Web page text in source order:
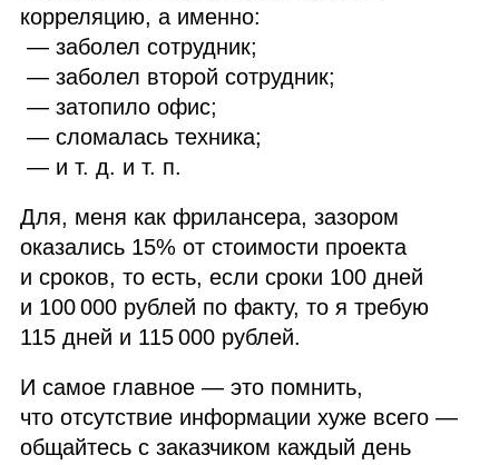
корреляцию, а именно:
— заболел сотрудник;
— заболел второй сотрудник;
— затопило офис;
— сломалась техника;
— и т. д. и т. п.
Для, меня как фрилансера, зазором
оказались 15% от стоимости проекта
и сроков, то есть, если сроки 100 дней
и 100 000 рублей по факту, то я требую
115 дней и 115 000 рублей.
И самое главное — это помнить,
что отсутствие информации хуже всего —
общайтесь с заказчиком каждый день